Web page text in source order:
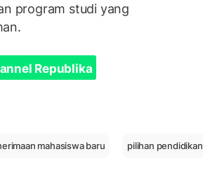
program studi yang
Republika
mahasiswa baru pilihan pendidikan